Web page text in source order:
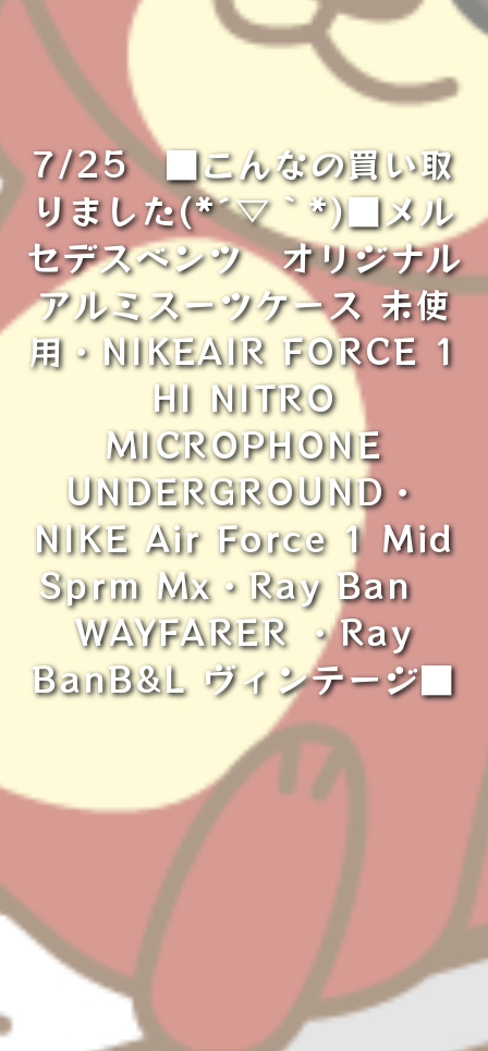
7/25 ■こんなの買い取
りました(*´▽｀*)■メル
セデスベンツ オリジナル
アルミスーツケース 未使
用・NIKEAIR FORCE 1
HI NITRO
MICROPHONE
UNDERGROUND・
NIKE Air Force 1 Mid
Sprm Mx・Ray Ban
WAYFARER ・Ray
BanB&L ヴィンテージ■